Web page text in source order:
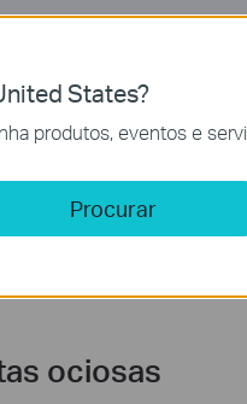
com a
uma rede Gigabit
eficiência de energia que
de acordo com o
ociosas
States?
produtos, eventos e
Procurar